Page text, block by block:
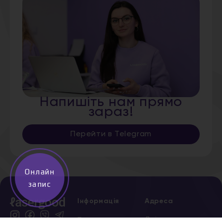
Напишіть нам прямо
зараз!
Перейти в Telegram
Інформація Адреса
Онлайн
запис